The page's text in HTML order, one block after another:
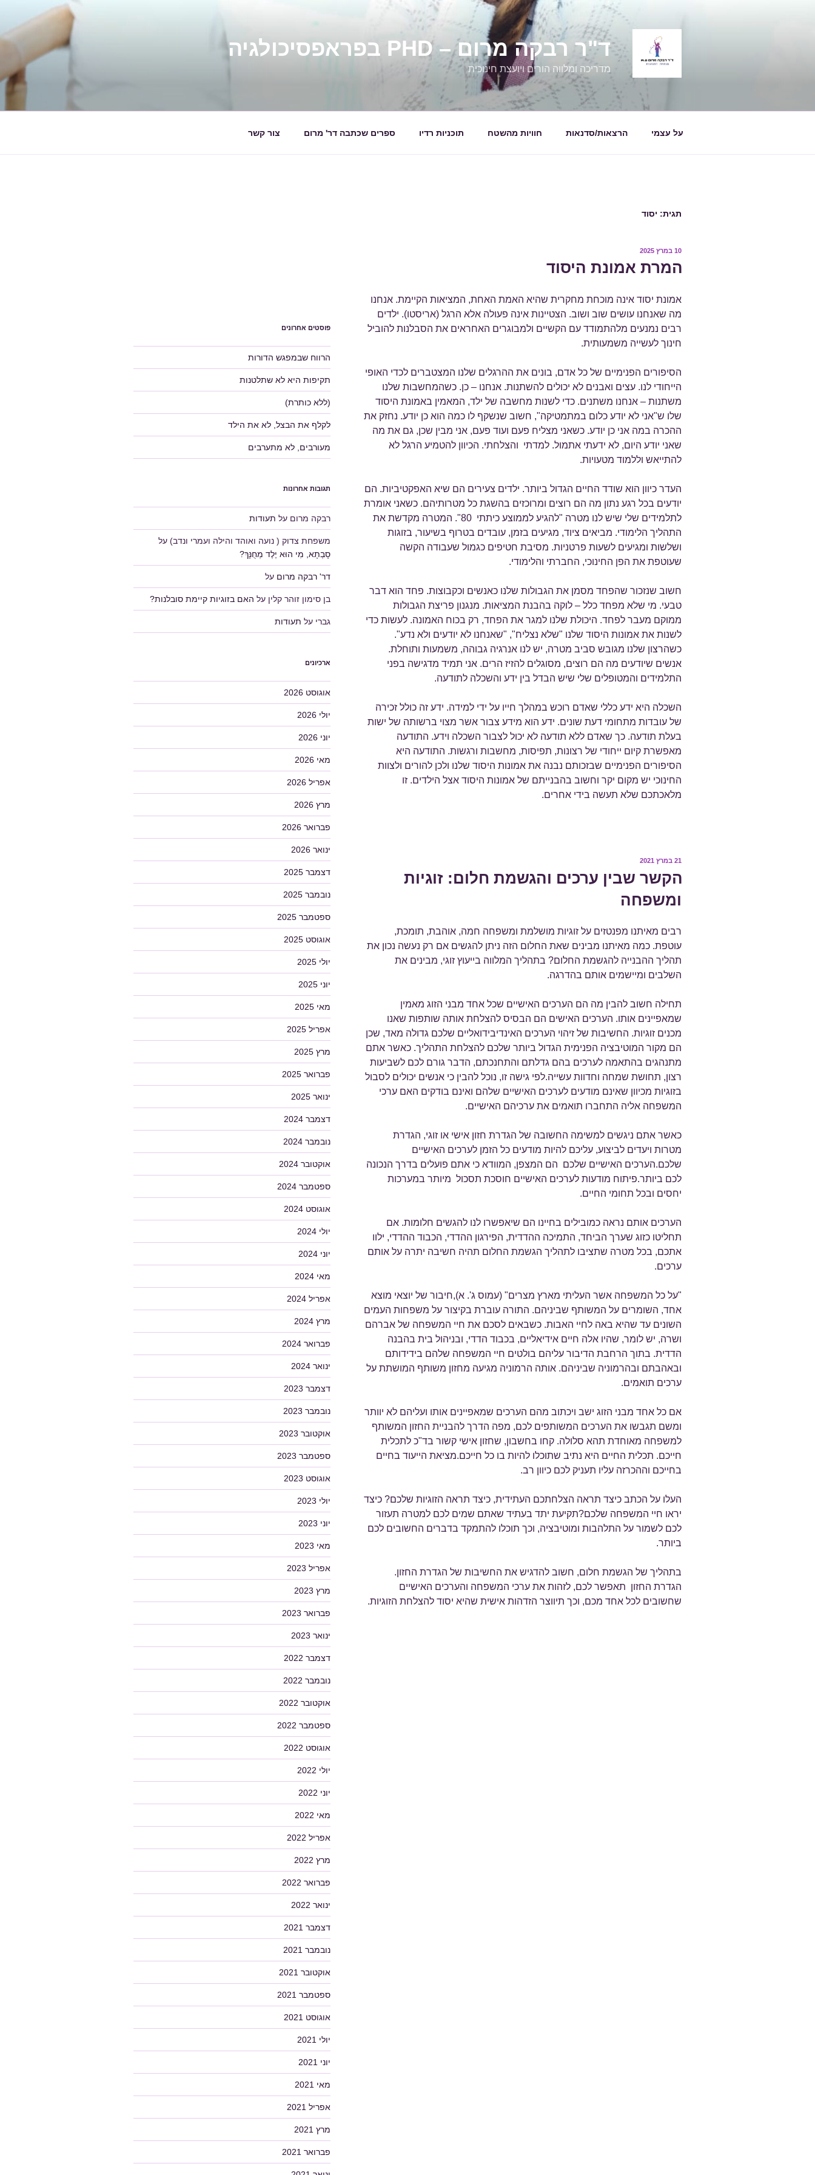
ד"ר רבקה מרום – PHD בפראפסיכולגיה
מדריכה ומלווה הורים ויועצת חינוכית
על עצמי הרצאות/סדנאות חוויות מהשטח תוכניות רדיו ספרים שכתבה דר' מרום צור קשר
תגית: יסוד
פורסם
10 במרץ 2025
המרת אמונת היסוד
אמונת יסוד אינה מוכחת מחקרית שהיא האמת האחת, המציאות הקיימת. אנחנו
מה שאנחנו עושים שוב ושוב. הצטיינות אינה פעולה אלא הרגל (אריסטו). ילדים
רבים נמנעים מלהתמודד עם הקשיים ולמבוגרים האחראים את הסבלנות להוביל
חינוך לעשייה משמעותית.
הסיפורים הפנימיים של כל אדם, בונים את ההרגלים שלנו המצטברים לכדי האופי
הייחודי לנו. עצים ואבנים לא יכולים להשתנות. אנחנו – כן. כשהמחשבות שלנו
משתנות – אנחנו משתנים. כדי לשנות מחשבה של ילד, המאמין באמונת היסוד
שלו ש"אני לא יודע כלום במתמטיקה", חשוב שנשקף לו כמה הוא כן יודע. נחזק את
ההכרה במה אני כן יודע. כשאני מצליח פעם ועוד פעם, אני מבין שכן, גם את מה
שאני יודע היום, לא ידעתי אתמול. למדתי והצלחתי. הכיוון להטמיע הרגל לא
להתייאש וללמוד מטעויות.
העדר כיוון הוא שודד החיים הגדול ביותר. ילדים צעירים הם שיא האפקטיביות. הם
יודעים בכל רגע נתון מה הם רוצים ומרוכזים בהשגת כל מטרותיהם. כשאני אומרת
לתלמידים שלי שיש לנו מטרה "להגיע לממוצע כיתתי 80". המטרה מקדשת את
התהליך הלימודי. מביאים ציוד, מגיעים בזמן, עובדים בטרוף בשיעור, בזוגות
ושלשות ומגיעים לשעות פרטניות. מסיבת חטיפים כגמול שעבודה הקשה
שעוטפת את הפן החינוכי, החברתי והלימודי.
חשוב שנזכור שהפחד מסמן את הגבולות שלנו כאנשים וכקבוצות. פחד הוא דבר
טבעי. מי שלא מפחד כלל – לוקה בהבנת המציאות. מנגנון פריצת הגבולות
ממוקם מעבר לפחד. היכולת שלנו למגר את הפחד, רק בכוח האמונה. לעשות כדי
לשנות את אמונות היסוד שלנו "שלא נצליח", "שאנחנו לא יודעים ולא נדע".
כשהרצון שלנו מגובש סביב מטרה, יש לנו אנרגיה גבוהה, משמעות ותוחלת.
אנשים שיודעים מה הם רוצים, מסוגלים להזיז הרים. אני תמיד מדגישה בפני
התלמידים והמטופלים שלי שיש הבדל בין ידע והשכלה לתודעה.
השכלה היא ידע כללי שאדם רוכש במהלך חייו על ידי למידה. ידע זה כולל זכירה
של עובדות מתחומי דעת שונים. ידע הוא מידע צבור אשר מצוי ברשותה של ישות
בעלת תודעה. כך שאדם ללא תודעה לא יכול לצבור השכלה וידע. התודעה
מאפשרת קיום ייחודי של רצונות, תפיסות, מחשבות ורגשות. התודעה היא
הסיפורים הפנימיים שבזכותם נבנה את אמונות היסוד שלנו ולכן להורים ולצוות
החינוכי יש מקום יקר וחשוב בהבנייתם של אמונות היסוד אצל הילדים. זו
מלאכתכם שלא תעשה בידי אחרים.
פורסם
21 במרץ 2021
הקשר שבין ערכים והגשמת חלום: זוגיות
ומשפחה
רבים מאיתנו מפנטזים על זוגיות מושלמת ומשפחה חמה, אוהבת, תומכת,
עוטפת. כמה מאיתנו מבינים שאת החלום הזה ניתן להגשים אם רק נעשה נכון את
תהליך ההבנייה להגשמת החלום? בתהליך המלווה בייעוץ זוגי, מבינים את
השלבים ומיישמים אותם בהדרגה.
תחילה חשוב להבין מה הם הערכים האישיים שכל אחד מבני הזוג מאמין
שמאפיינים אותו. הערכים האישים הם הבסיס להצלחת אותה שותפות שאנו
מכנים זוגיות. החשיבות של זיהוי הערכים האינדיבידואליים שלכם גדולה מאד, שכן
הם מקור המוטיבציה הפנימית הגדול ביותר שלכם להצלחת התהליך. כאשר אתם
מתנהגים בהתאמה לערכים בהם גדלתם והתחנכתם, הדבר גורם לכם לשביעות
רצון, תחושת שמחה וחדוות עשייה.לפי גישה זו, נוכל להבין כי אנשים יכולים לסבול
בזוגיות מכיוון שאינם מודעים לערכים האישיים שלהם ואינם בודקים האם ערכי
המשפחה אליה התחברו תואמים את ערכיהם האישיים.
כאשר אתם ניגשים למשימה החשובה של הגדרת חזון אישי או זוגי, הגדרת
מטרות ויעדים לביצוע, עליכם להיות מודעים כל הזמן לערכים האישיים
שלכם.הערכים האישיים שלכם הם המצפן, המוודא כי אתם פועלים בדרך הנכונה
לכם ביותר.פיתוח מודעות לערכים האישיים חוסכת תסכול מיותר במערכות
יחסים ובכל תחומי החיים.
הערכים אותם נראה כמובילים בחיינו הם שיאפשרו לנו להגשים חלומות. אם
תחליטו כזוג שערך הביחד, התמיכה ההדדית, הפירגון ההדדי, הכבוד ההדדי, ילוו
אתכם, בכל מטרה שתציבו לתהליך הגשמת החלום תהיה חשיבה יתרה על אותם
ערכים.
"על כל המשפחה אשר העליתי מארץ מצרים" (עמוס ג'. א),חיבור של יוצאי מוצא
אחד, השומרים על המשותף שביניהם. התורה עוברת בקיצור על משפחות העמים
השונים עד שהיא באה לחיי האבות. כשבאים לסכם את חיי המשפחה של אברהם
ושרה, יש לומר, שהיו אלה חיים אידיאליים, בכבוד הדדי, ובניהול בית בהבנה
הדדית. בתוך הרחבת הדיבור עליהם בולטים חיי המשפחה שלהם בידידותם
ובאהבתם ובהרמוניה שביניהם. אותה הרמוניה מגיעה מחזון משותף המושתת על
ערכים תואמים.
אם כל אחד מבני הזוג ישב ויכתוב מהם הערכים שמאפיינים אותו ועליהם לא יוותר
ומשם תגבשו את הערכים המשותפים לכם, מפה הדרך להבניית החזון המשותף
למשפחה מאוחדת תהא סלולה. קחו בחשבון, שחזון אישי קשור בד"כ לתכלית
חייכם. תכלית החיים היא נתיב שתוכלו להיות בו כל חייכם.מציאת הייעוד בחיים
בחייכם וההכרזה עליו תעניק לכם כיוון רב.
העלו על הכתב כיצד תראה הצלחתכם העתידית, כיצד תראה הזוגיות שלכם? כיצד
יראו חיי המשפחה שלכם?תקיעת יתד בעתיד שאתם שמים לכם למטרה תעזור
לכם לשמור על התלהבות ומוטיבציה, וכך תוכלו להתמקד בדברים החשובים לכם
ביותר.
בתהליך של הגשמת חלום, חשוב להדגיש את החשיבות של הגדרת החזון.
הגדרת החזון תאפשר לכם, לזהות את ערכי המשפחה והערכים האישיים
שחשובים לכל אחד מכם, וכך תיווצר הזדהות אישית שהיא יסוד להצלחת הזוגיות.
פוסטים אחרונים
הרווח שבמפגש הדורות
תקיפות היא לא שתלטנות
(ללא כותרת)
לקלף את הבצל, לא את הילד
מעורבים, לא מתערבים
תגובות אחרונות
רבקה מרום על תעודות
משפחת צדוק ( נועה ואוהד והילה ועמרי ונדב)על
סָבְתָא, מִי הוּא יֶלֶד מְחֻנָּךְ?
דר' רבקה מרום על
בן סימון זוהר קלין על האם בזוגיות קיימת סובלנות?
גברי על תעודות
ארכיונים
אוגוסט 2026
יולי 2026
יוני 2026
מאי 2026
אפריל 2026
מרץ 2026
פברואר 2026
ינואר 2026
דצמבר 2025
נובמבר 2025
ספטמבר 2025
אוגוסט 2025
יולי 2025
יוני 2025
מאי 2025
אפריל 2025
מרץ 2025
פברואר 2025
ינואר 2025
דצמבר 2024
נובמבר 2024
אוקטובר 2024
ספטמבר 2024
אוגוסט 2024
יולי 2024
יוני 2024
מאי 2024
אפריל 2024
מרץ 2024
פברואר 2024
ינואר 2024
דצמבר 2023
נובמבר 2023
אוקטובר 2023
ספטמבר 2023
אוגוסט 2023
יולי 2023
יוני 2023
מאי 2023
אפריל 2023
מרץ 2023
פברואר 2023
ינואר 2023
דצמבר 2022
נובמבר 2022
אוקטובר 2022
ספטמבר 2022
אוגוסט 2022
יולי 2022
יוני 2022
מאי 2022
אפריל 2022
מרץ 2022
פברואר 2022
ינואר 2022
דצמבר 2021
נובמבר 2021
אוקטובר 2021
ספטמבר 2021
אוגוסט 2021
יולי 2021
יוני 2021
מאי 2021
אפריל 2021
מרץ 2021
פברואר 2021